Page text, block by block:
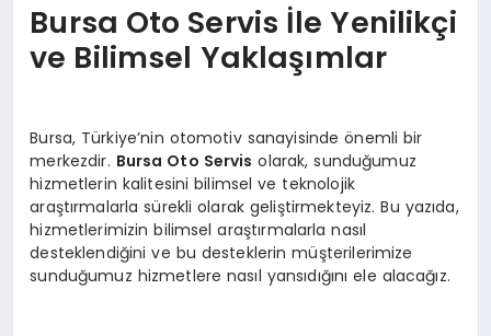
Bursa Oto Servis İle Yenilikçi
ve Bilimsel Yaklaşımlar
Bursa, Türkiye’nin otomotiv sanayisinde önemli bir
merkezdir. Bursa Oto Servis olarak, sunduğumuz
hizmetlerin kalitesini bilimsel ve teknolojik
araştırmalarla sürekli olarak geliştirmekteyiz. Bu yazıda,
hizmetlerimizin bilimsel araştırmalarla nasıl
desteklendiğini ve bu desteklerin müşterilerimize
sunduğumuz hizmetlere nasıl yansıdığını ele alacağız.